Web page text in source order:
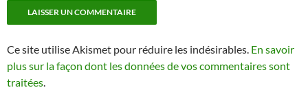
Ce site utilise Akismet pour réduire les indésirables. En savoir
plus sur la façon dont les données de vos commentaires sont
traitées.